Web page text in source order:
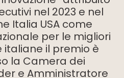
nel 2023 e nel
Italia USA come
per le migliori
il premio è
la Camera dei
e Amministratore